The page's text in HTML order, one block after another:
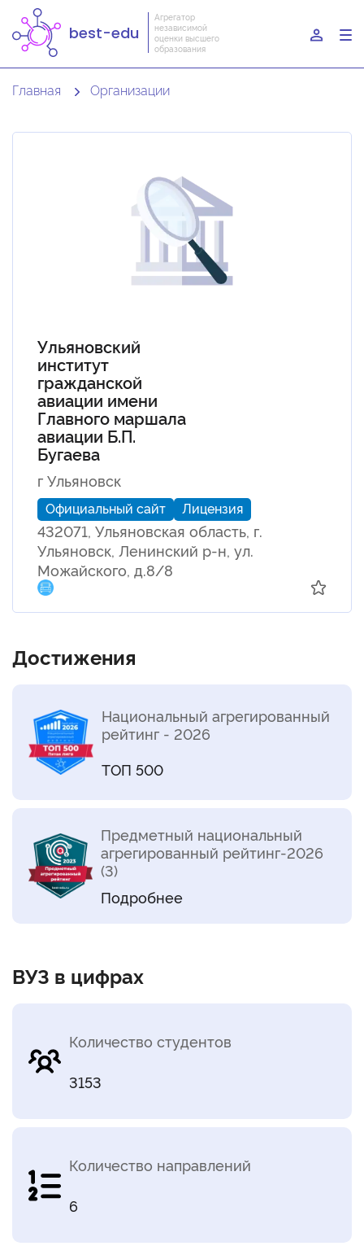
best-edu
Агрегатор
независимой
оценки высшего
образования
Главная Организации
Ульяновский
институт
гражданской
авиации имени
Главного маршала
авиации Б.П.
Бугаева
г Ульяновск
Официальный сайт Лицензия
432071, Ульяновская область, г.
Ульяновск, Ленинский р-н, ул.
Можайского, д.8/8
Достижения
Национальный агрегированный
рейтинг - 2026
ТОП 500
Предметный национальный
агрегированный рейтинг-2026
(3)
Подробнее
ВУЗ в цифрах
Количество студентов
3153
Количество направлений
6